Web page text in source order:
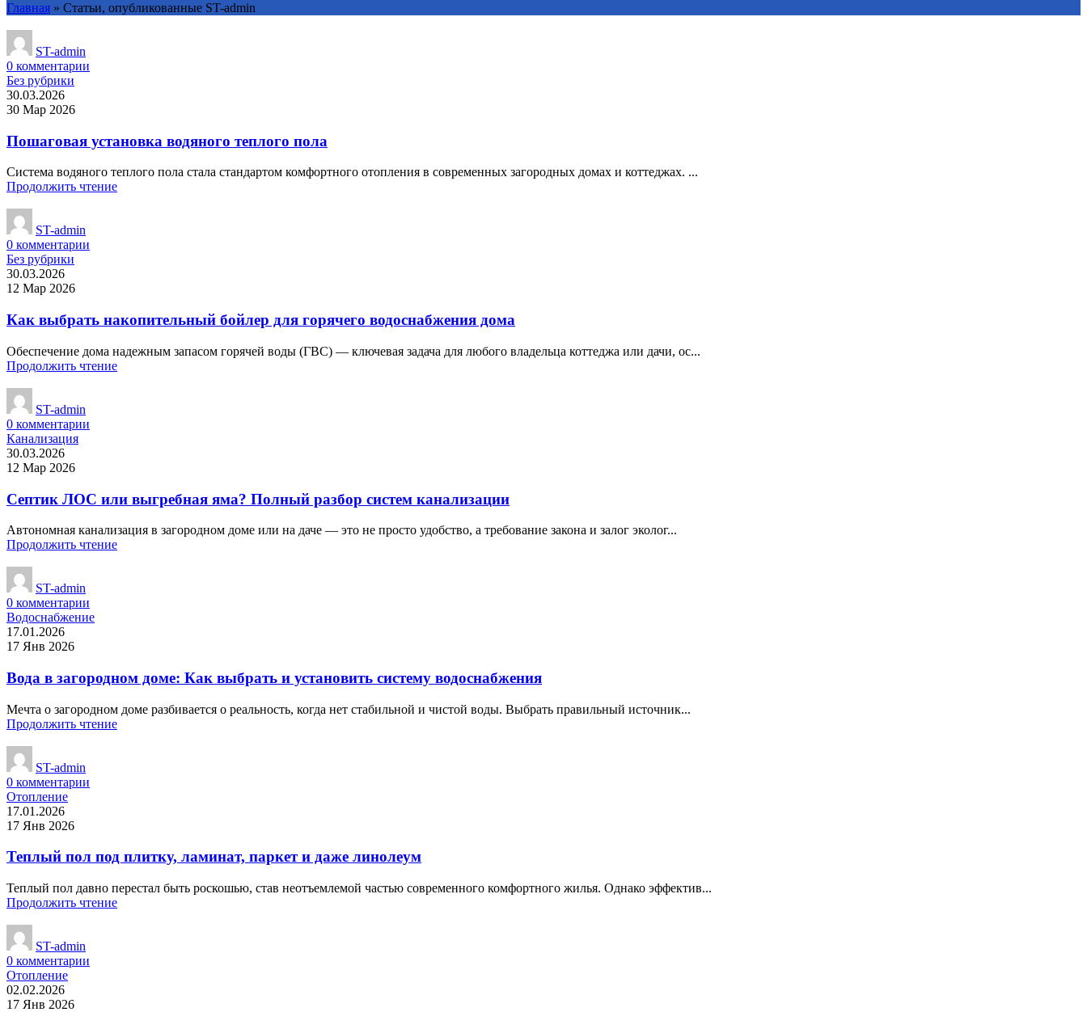
Главная » Статьи, опубликованные ST-admin
ST-admin
0 комментарии
Без рубрики
30.03.2026
30 Мар 2026
Пошаговая установка водяного теплого пола
Система водяного теплого пола стала стандартом комфортного отопления в современных загородных домах и коттеджах. ...
Продолжить чтение
ST-admin
0 комментарии
Без рубрики
30.03.2026
12 Мар 2026
Как выбрать накопительный бойлер для горячего водоснабжения дома
Обеспечение дома надежным запасом горячей воды (ГВС) — ключевая задача для любого владельца коттеджа или дачи, ос...
Продолжить чтение
ST-admin
0 комментарии
Канализация
30.03.2026
12 Мар 2026
Септик ЛОС или выгребная яма? Полный разбор систем канализации
Автономная канализация в загородном доме или на даче — это не просто удобство, а требование закона и залог эколог...
Продолжить чтение
ST-admin
0 комментарии
Водоснабжение
17.01.2026
17 Янв 2026
Вода в загородном доме: Как выбрать и установить систему водоснабжения
Мечта о загородном доме разбивается о реальность, когда нет стабильной и чистой воды. Выбрать правильный источник...
Продолжить чтение
ST-admin
0 комментарии
Отопление
17.01.2026
17 Янв 2026
Теплый пол под плитку, ламинат, паркет и даже линолеум
Теплый пол давно перестал быть роскошью, став неотъемлемой частью современного комфортного жилья. Однако эффектив...
Продолжить чтение
ST-admin
0 комментарии
Отопление
02.02.2026
17 Янв 2026